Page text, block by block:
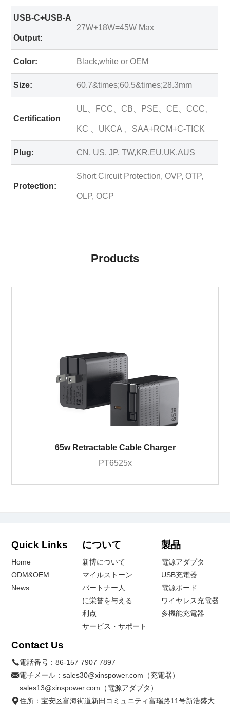
USB-C+USB-A
Output:
27W+18W=45W Max
Color: Black,white or OEM
Size: 60.7&times;60.5&times;28.3mm
Certification
UL、FCC、CB、PSE、CE、CCC、
KC 、UKCA 、SAA+RCM+C-TICK
Plug: CN, US, JP, TW,KR,EU,UK,AUS
Protection:
Short Circuit Protection, OVP, OTP,
OLP, OCP
Products
65w Retractable Cable Charger
PT6525x
Quick Links
Home
ODM&OEM
News
について
新博について
マイルストーン
パートナー人
に栄誉を与える
利点
サービス・サポート
製品
電源アダプタ
USB充電器
電源ボード
ワイヤレス充電器
多機能充電器
Contact Us
電話番号：86-157 7907 7897
電子メール：sales30@xinspower.com（充電器）
sales13@xinspower.com（電源アダプタ）
住所：宝安区富海街道新田コミュニティ富瑞路11号新浩盛大